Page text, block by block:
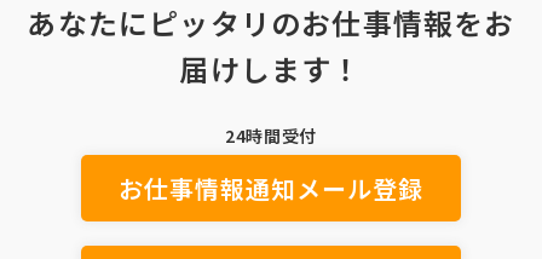
あなたにピッタリのお仕事情報をお
届けします！
24時間受付
お仕事情報通知メール登録